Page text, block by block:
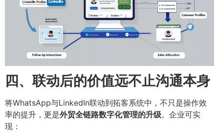
四、联动后的价值远不止沟通本身
将WhatsApp与LinkedIn联动到拓客系统中，不只是操作效
率的提升，更是外贸全链路数字化管理的升级。企业可实
现：